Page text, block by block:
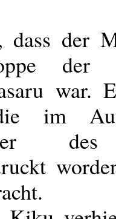
dass der
der
war.
im